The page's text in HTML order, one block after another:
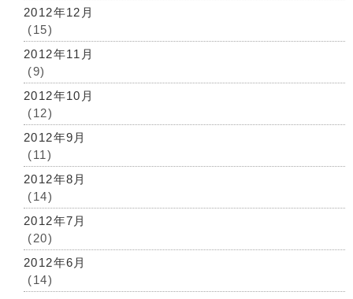
2012年12月
(15)
2012年11月
(9)
2012年10月
(12)
2012年9月
(11)
2012年8月
(14)
2012年7月
(20)
2012年6月
(14)